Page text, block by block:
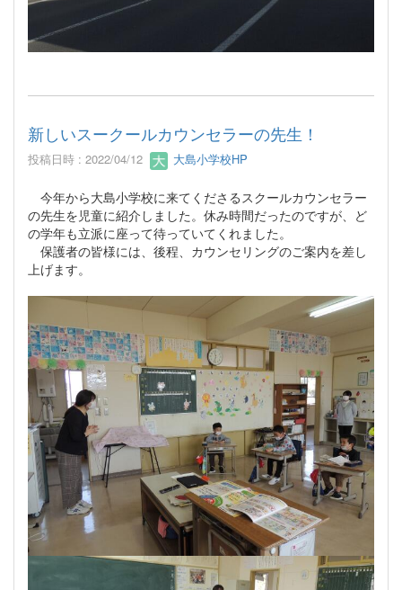
新しいスークールカウンセラーの先生！
投稿日時 : 2022/04/12 大島小学校HP
今年から大島小学校に来てくださるスクールカウンセラー
の先生を児童に紹介しました。休み時間だったのですが、ど
の学年も立派に座って待っていてくれました。
保護者の皆様には、後程、カウンセリングのご案内を差し
上げます。